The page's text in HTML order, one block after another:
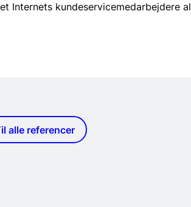
Internets kundeservicemedarbejdere
alle referencer